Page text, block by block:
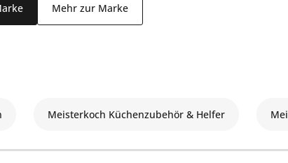
Mehr zur Marke
Meisterkoch Küchenzubehör & Helfer